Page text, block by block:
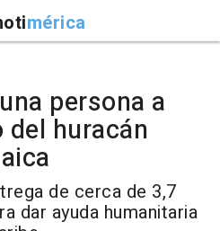
mérica
persona a
del huracán
de cerca de 3,7
dar ayuda humanitaria